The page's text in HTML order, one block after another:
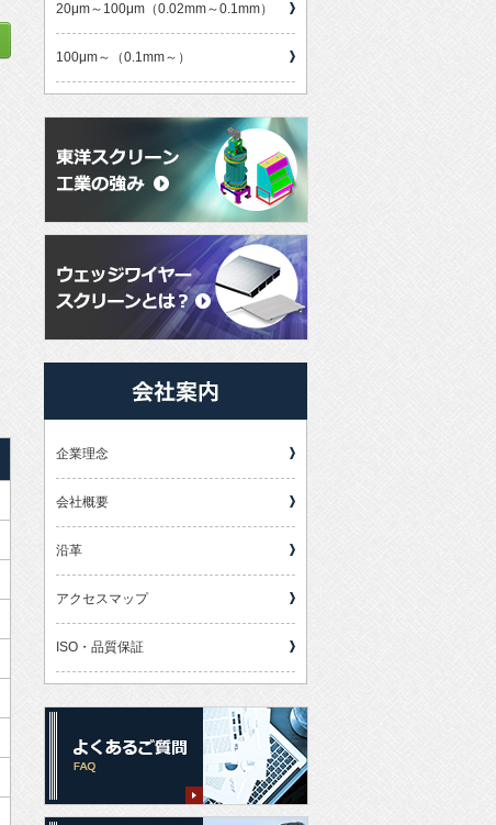
20μm～100μm（0.02mm～0.1mm）
100μm～（0.1mm～）
企業理念
会社概要
沿革
アクセスマップ
ISO・品質保証